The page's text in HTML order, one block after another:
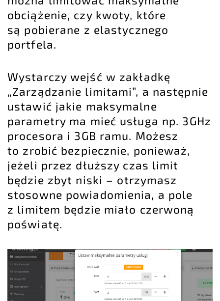
obciążenie, czy kwoty, które
są pobierane z elastycznego
portfela.
Wystarczy wejść w zakładkę
„Zarządzanie limitami”, a następnie
ustawić jakie maksymalne
parametry ma mieć usługa np. 3GHz
procesora i 3GB ramu. Możesz
to zrobić bezpiecznie, ponieważ,
jeżeli przez dłuższy czas limit
będzie zbyt niski – otrzymasz
stosowne powiadomienia, a pole
z limitem będzie miało czerwoną
poświatę.